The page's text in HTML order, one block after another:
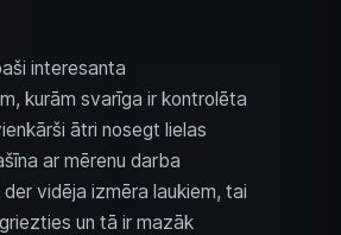
interesanta
kurām svarīga ir kontrolēta
ātri nosegt lielas
ar mērenu darba
vidēja izmēra laukiem, tai
un tā ir mazāk